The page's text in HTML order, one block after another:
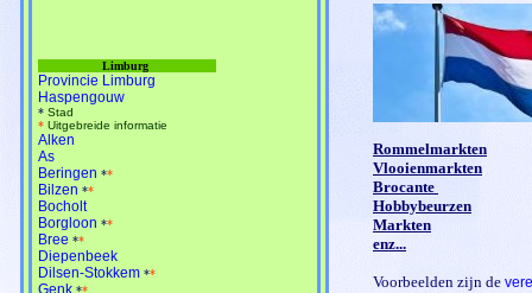
Limburg
Provincie Limburg
Haspengouw
* Stad
* Uitgebreide informatie
Alken
As
Beringen **
Bilzen **
Bocholt
Borgloon **
Bree **
Diepenbeek
Dilsen-Stokkem **
Genk **
Rommelmarkten
Vlooienmarkten
Brocante
Hobbybeurzen
Markten
enz...
Voorbeelden zijn de